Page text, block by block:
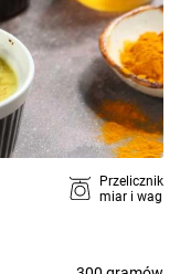
Przelicznik
miar i wag